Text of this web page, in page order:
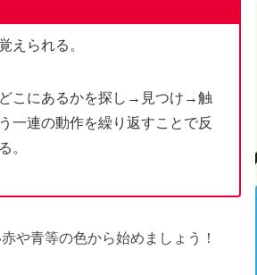
えられる。
こにあるかを探し→見つけ→触
一連の動作を繰り返すことで反
。
や青等の色から始めましょう！